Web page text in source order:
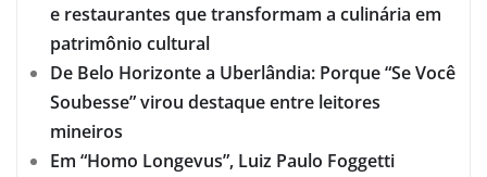
e restaurantes que transformam a culinária em
patrimônio cultural
De Belo Horizonte a Uberlândia: Porque “Se Você
Soubesse” virou destaque entre leitores
mineiros
Em “Homo Longevus”, Luiz Paulo Foggetti